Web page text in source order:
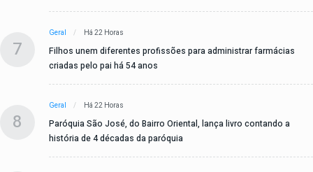
7
Geral Há 22 Horas
Filhos unem diferentes profissões para administrar farmácias
criadas pelo pai há 54 anos
8
Geral Há 22 Horas
Paróquia São José, do Bairro Oriental, lança livro contando a
história de 4 décadas da paróquia